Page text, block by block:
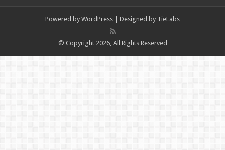
Powered by WordPress | Designed by TieLabs
© Copyright 2026, All Rights Reserved